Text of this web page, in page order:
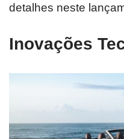
detalhes neste
Inovações